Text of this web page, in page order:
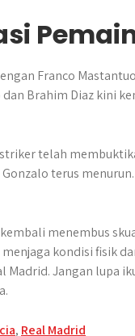
Franco
Brahim Diaz kini
telah
terus
menembus
kondisi fisik
Madrid. Jangan lupa
, Real Madrid